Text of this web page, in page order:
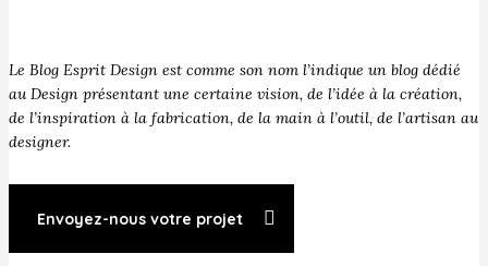
Le Blog Esprit Design est comme son nom l’indique un blog dédié
au Design présentant une certaine vision, de l’idée à la création,
de l’inspiration à la fabrication, de la main à l’outil, de l’artisan au
designer.
Envoyez-nous votre projet